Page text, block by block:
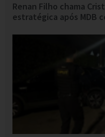
Renan Filho chama
estratégica após MDB